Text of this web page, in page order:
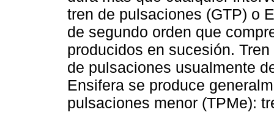
tren de pulsaciones (GTP) o
de segundo orden que
producidos en sucesión.
de pulsaciones usualmente
Ensifera se produce
pulsaciones menor (TPMe):